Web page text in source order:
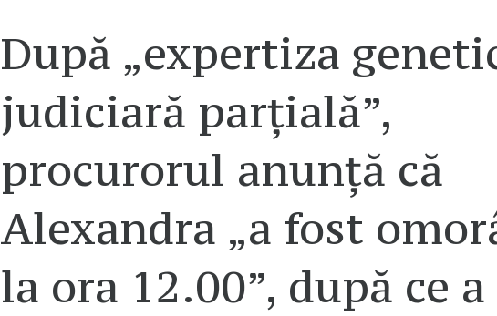
După „expertiza
judiciară parțială”,
procurorul anunță că
Alexandra „a fost
la ora 12.00”, după ce a